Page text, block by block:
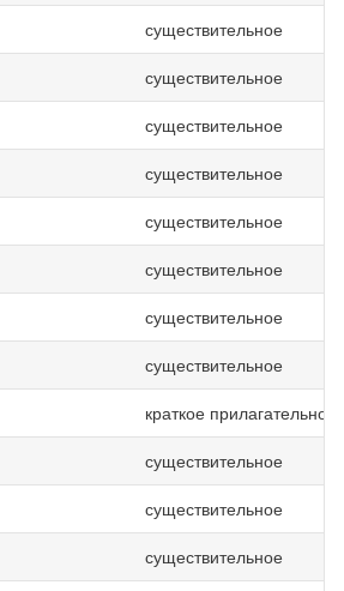
существительное
существительное
существительное
существительное
существительное
существительное
существительное
существительное
краткое прилагательное
существительное
существительное
существительное